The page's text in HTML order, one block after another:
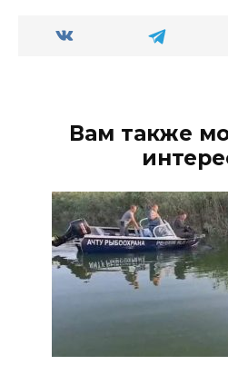
Вам также